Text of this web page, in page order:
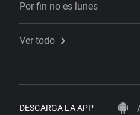
Por fin no es lunes
Ver todo
DESCARGA LA APP